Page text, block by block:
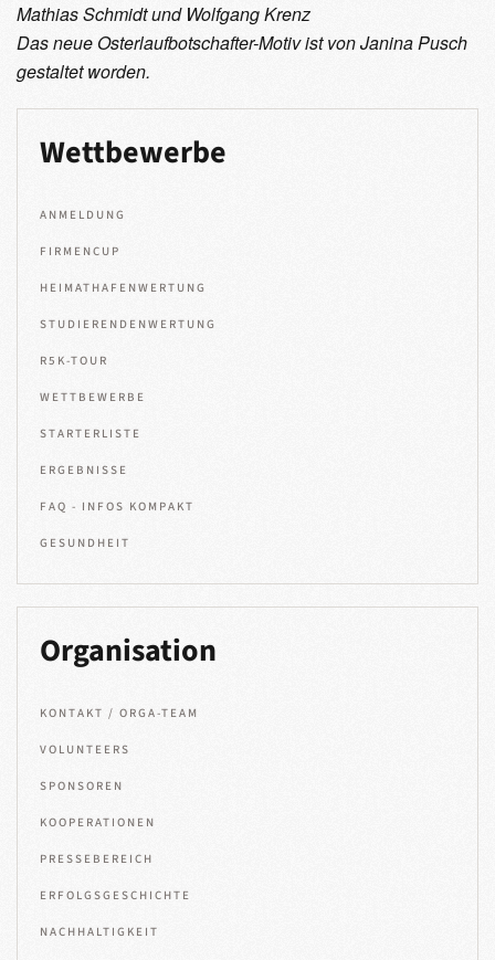
Mathias Schmidt und Wolfgang Krenz
Das neue Osterlaufbotschafter-Motiv ist von Janina Pusch
gestaltet worden.
Wettbewerbe
ANMELDUNG
FIRMENCUP
HEIMATHAFENWERTUNG
STUDIERENDENWERTUNG
R5K-TOUR
WETTBEWERBE
STARTERLISTE
ERGEBNISSE
FAQ - INFOS KOMPAKT
GESUNDHEIT
Organisation
KONTAKT / ORGA-TEAM
VOLUNTEERS
SPONSOREN
KOOPERATIONEN
PRESSEBEREICH
ERFOLGSGESCHICHTE
NACHHALTIGKEIT